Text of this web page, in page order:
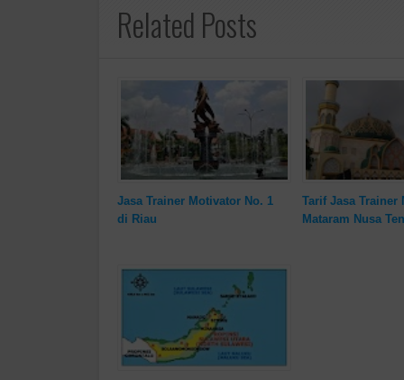
Related Posts
Jasa Trainer Motivator No. 1
di Riau
Tarif Jasa Trainer
Mataram Nusa